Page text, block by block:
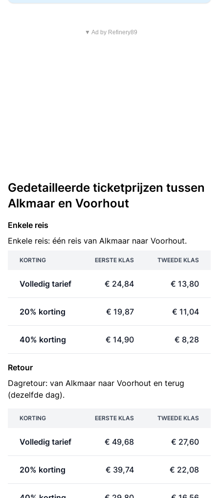
▼ Ad by Refinery89
Gedetailleerde ticketprijzen tussen
Alkmaar en Voorhout
Enkele reis
Enkele reis: één reis van Alkmaar naar Voorhout.
KORTING EERSTE KLAS TWEEDE KLAS
Volledig tarief € 24,84 € 13,80
20% korting € 19,87 € 11,04
40% korting € 14,90 € 8,28
Retour
Dagretour: van Alkmaar naar Voorhout en terug
(dezelfde dag).
KORTING EERSTE KLAS TWEEDE KLAS
Volledig tarief € 49,68 € 27,60
20% korting € 39,74 € 22,08